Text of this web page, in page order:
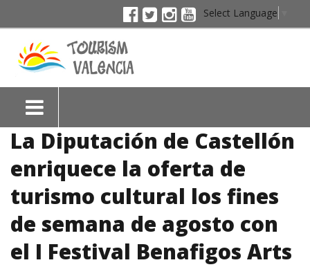
Select Language
La Diputación de Castellón
enriquece la oferta de
turismo cultural los fines
de semana de agosto con
el I Festival Benafigos Arts